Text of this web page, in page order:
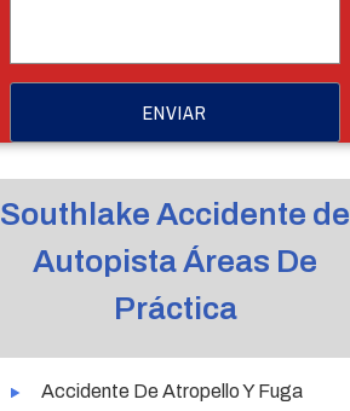
Southlake Accidente de
Autopista Áreas De
Práctica
Accidente De Atropello Y Fuga